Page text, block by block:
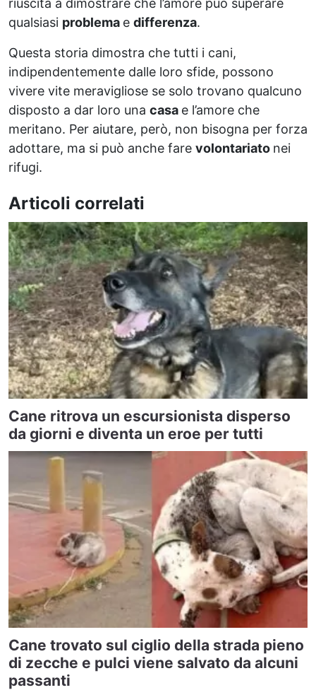
riuscita a dimostrare che l’amore può superare
qualsiasi problema e differenza.
Questa storia dimostra che tutti i cani,
indipendentemente dalle loro sfide, possono
vivere vite meravigliose se solo trovano qualcuno
disposto a dar loro una casa e l’amore che
meritano. Per aiutare, però, non bisogna per forza
adottare, ma si può anche fare volontariato nei
rifugi.
Articoli correlati
Cane ritrova un escursionista disperso
da giorni e diventa un eroe per tutti
Cane trovato sul ciglio della strada pieno
di zecche e pulci viene salvato da alcuni
passanti